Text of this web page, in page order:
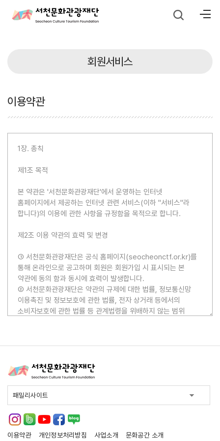
회원서비스
이용약관
이용약관 개인정보처리방침 사업소개 문화공간 소개